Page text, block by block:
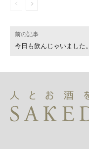
前の記事
今日も飲んじゃいました。